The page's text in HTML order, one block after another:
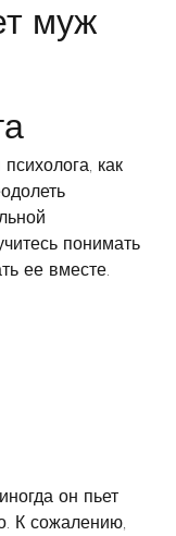
муж
как
понимать
ее вместе.
он пьет
К сожалению,